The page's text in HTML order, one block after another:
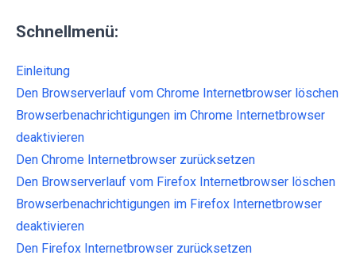
Schnellmenü:
Einleitung
Den Browserverlauf vom Chrome Internetbrowser löschen
Browserbenachrichtigungen im Chrome Internetbrowser
deaktivieren
Den Chrome Internetbrowser zurücksetzen
Den Browserverlauf vom Firefox Internetbrowser löschen
Browserbenachrichtigungen im Firefox Internetbrowser
deaktivieren
Den Firefox Internetbrowser zurücksetzen